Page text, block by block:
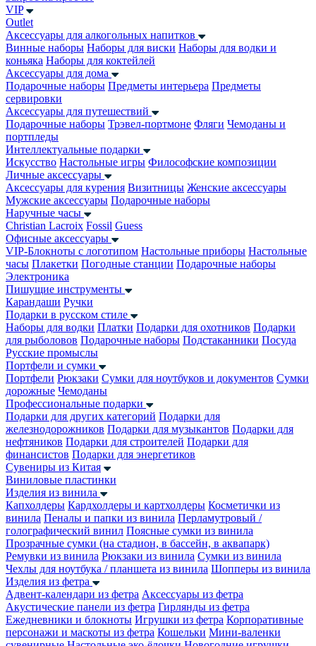
VIP
Outlet
Аксессуары для алкогольных напитков
Винные наборы Наборы для виски Наборы для водки и
коньяка Наборы для коктейлей
Аксессуары для дома
Подарочные наборы Предметы интерьера Предметы
сервировки
Аксессуары для путешествий
Подарочные наборы Трэвел-портмоне Фляги Чемоданы и
портпледы
Интеллектуальные подарки
Искусство Настольные игры Философские композиции
Личные аксессуары
Аксессуары для курения Визитницы Женские аксессуары
Мужские аксессуары Подарочные наборы
Наручные часы
Christian Lacroix Fossil Guess
Офисные аксессуары
VIP-Блокноты с логотипом Настольные приборы Настольные
часы Плакетки Погодные станции Подарочные наборы
Электроника
Пишущие инструменты
Карандаши Ручки
Подарки в русском стиле
Наборы для водки Платки Подарки для охотников Подарки
для рыболовов Подарочные наборы Подстаканники Посуда
Русские промыслы
Портфели и сумки
Портфели Рюкзаки Сумки для ноутбуков и документов Сумки
дорожные Чемоданы
Профессиональные подарки
Подарки для других категорий Подарки для
железнодорожников Подарки для музыкантов Подарки для
нефтяников Подарки для строителей Подарки для
финансистов Подарки для энергетиков
Сувениры из Китая
Виниловые пластинки
Изделия из винила
Капхолдеры Кардхолдеры и картхолдеры Косметички из
винила Пеналы и папки из винила Перламутровый /
голографический винил Поясные сумки из винила
Прозрачные сумки (на стадион, в бассейн, в аквапарк)
Ремувки из винила Рюкзаки из винила Сумки из винила
Чехлы для ноутбука / планшета из винила Шопперы из винила
Изделия из фетра
Адвент-календари из фетра Аксессуары из фетра
Акустические панели из фетра Гирлянды из фетра
Ежедневники и блокноты Игрушки из фетра Корпоративные
персонажи и маскоты из фетра Кошельки Мини-валенки